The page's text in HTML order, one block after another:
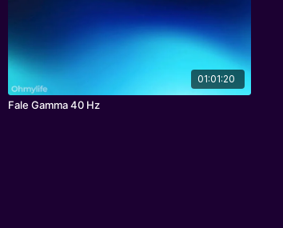
01:01:20
Fale Gamma 40 Hz